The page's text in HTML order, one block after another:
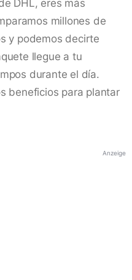
DHL, eres más
millones de
y podemos decirte
llegue a tu
durante el día.
beneficios para plantar
Anzeige